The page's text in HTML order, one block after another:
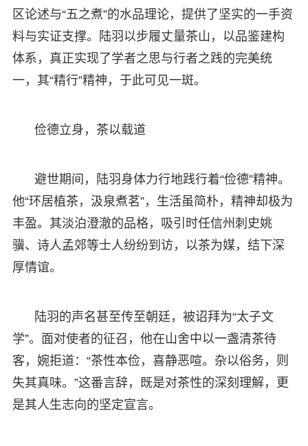
区论述与“五之煮”的水品理论，提供了坚实的一手资
料与实证支撑。陆羽以步履丈量茶山，以品鉴建构
体系，真正实现了学者之思与行者之践的完美统
一，其“精行”精神，于此可见一斑。
俭德立身，茶以载道
避世期间，陆羽身体力行地践行着“俭德”精神。
他“环居植茶，汲泉煮茗”，生活虽简朴，精神却极为
丰盈。其淡泊澄澈的品格，吸引时任信州刺史姚
骥、诗人孟郊等士人纷纷到访，以茶为媒，结下深
厚情谊。
陆羽的声名甚至传至朝廷，被诏拜为“太子文
学”。面对使者的征召，他在山舍中以一盏清茶待
客，婉拒道：“茶性本俭，喜静恶喧。杂以俗务，则
失其真味。”这番言辞，既是对茶性的深刻理解，更
是其人生志向的坚定宣言。